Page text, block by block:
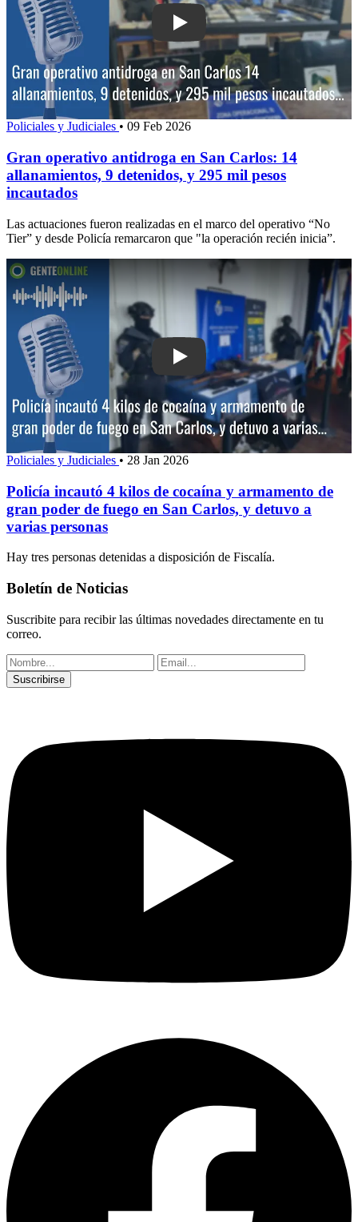
Play: Gran operativo antidroga en
Policiales y Judiciales • 09 Feb 2026
Gran operativo antidroga en San Carlos: 14
allanamientos, 9 detenidos, y 295 mil pesos
incautados
Las actuaciones fueron realizadas en el marco del operativo “No
Tier” y desde Policía remarcaron que "la operación recién inicia”.
Play: Policía incautó 4 kilos de
Policiales y Judiciales • 28 Jan 2026
Policía incautó 4 kilos de cocaína y armamento de
gran poder de fuego en San Carlos, y detuvo a
varias personas
Hay tres personas detenidas a disposición de Fiscalía.
Boletín de Noticias
Suscribite para recibir las últimas novedades directamente en tu
correo.
Suscribirse